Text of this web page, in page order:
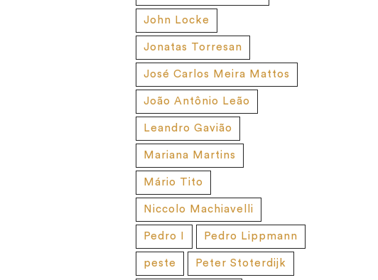
John Locke
Jonatas Torresan
José Carlos Meira Mattos
João Antônio Leão
Leandro Gavião
Mariana Martins
Mário Tito
Niccolo Machiavelli
Pedro I Pedro Lippmann
peste Peter Stoterdijk